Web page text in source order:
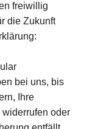
freiwillig
die Zukunft
bei uns, bis
Ihre
oder